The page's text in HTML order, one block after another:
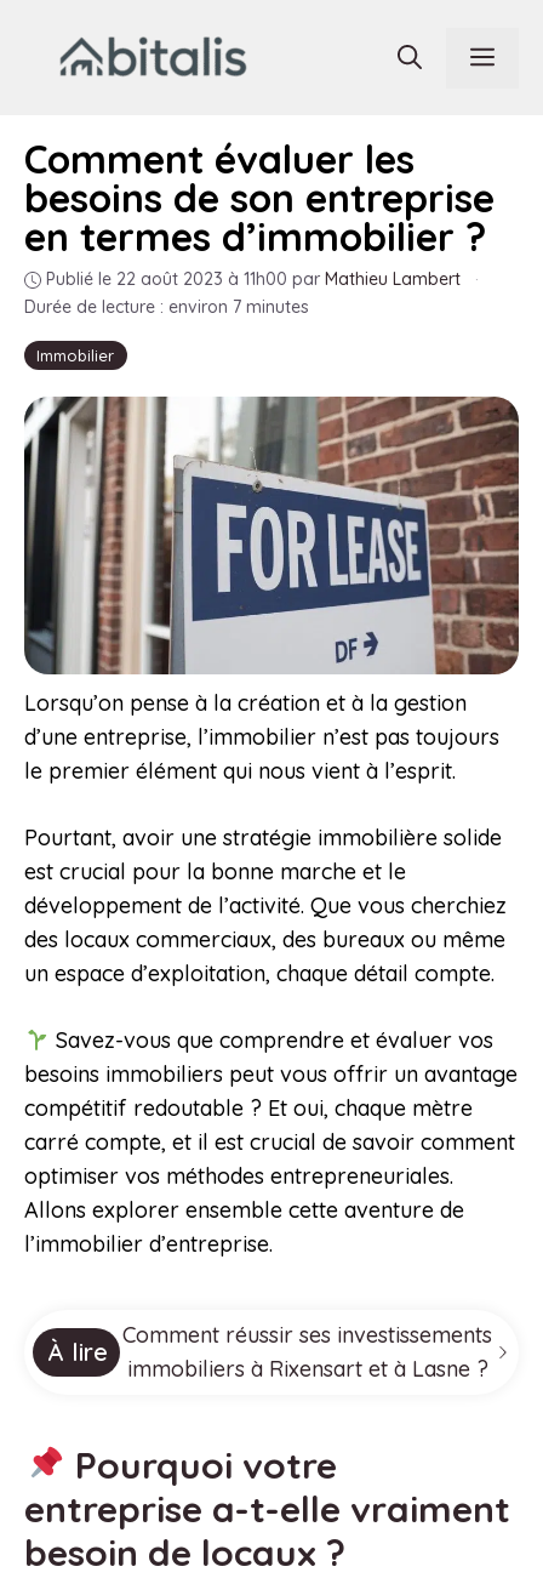
contenu
Immobilier
Comment évaluer les
besoins de son entreprise
en termes d’immobilier ?
Publié le 22 août 2023 à 11h00 par Mathieu Lambert
·
Durée de lecture : environ 7 minutes
Lorsqu’on pense à la création et à la gestion
d’une entreprise, l’immobilier n’est pas toujours
le premier élément qui nous vient à l’esprit.
Pourtant, avoir une stratégie immobilière solide
est crucial pour la bonne marche et le
développement de l’activité. Que vous cherchiez
des locaux commerciaux, des bureaux ou même
un espace d’exploitation, chaque détail compte.
Savez-vous que comprendre et évaluer vos
besoins immobiliers peut vous offrir un avantage
compétitif redoutable ? Et oui, chaque mètre
carré compte, et il est crucial de savoir comment
optimiser vos méthodes entrepreneuriales.
Allons explorer ensemble cette aventure de
l’immobilier d’entreprise.
À lire
Comment réussir ses investissements
immobiliers à Rixensart et à Lasne ?
Pourquoi votre
entreprise a-t-elle vraiment
besoin de locaux ?